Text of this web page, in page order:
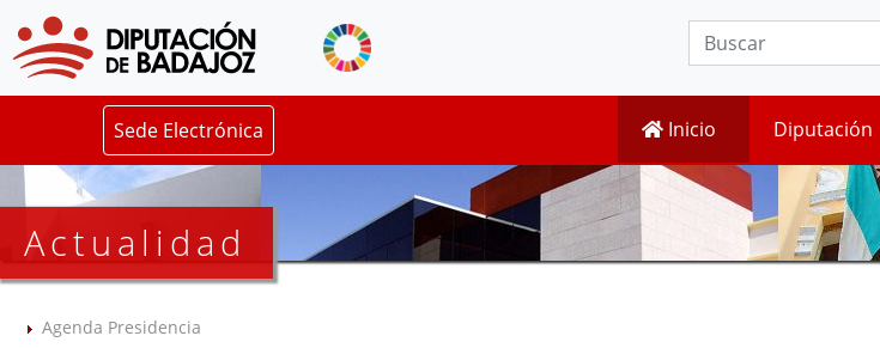
Sede Electrónica Inicio Diputación
Actualidad
Agenda Presidencia